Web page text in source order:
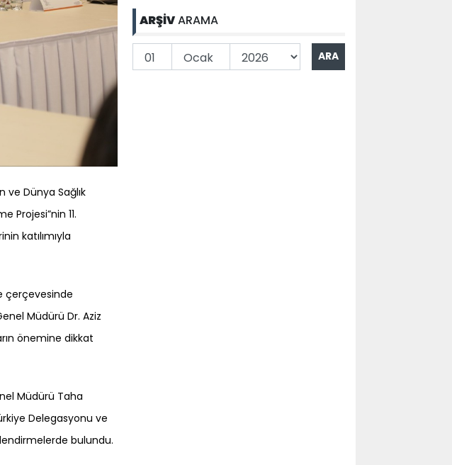
ve Dünya Sağlık
Projesi”nin 11.
katılımıyla
çerçevesinde
Müdürü Dr. Aziz
önemine dikkat
Müdürü Taha
Delegasyonu ve
bulundu.
ARŞİVARAMA